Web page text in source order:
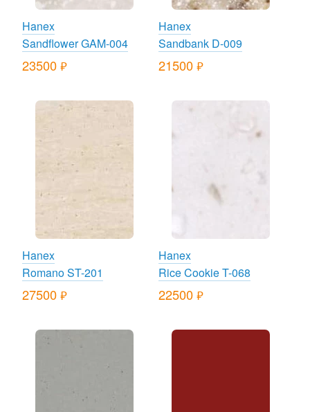
Hanex
Sandflower GAM-004
23500руб.
Hanex
Sandbank D-009
21500 руб.
Hanex
Romano ST-201
27500руб.
Hanex
Rice Cookie T-068
22500 руб.